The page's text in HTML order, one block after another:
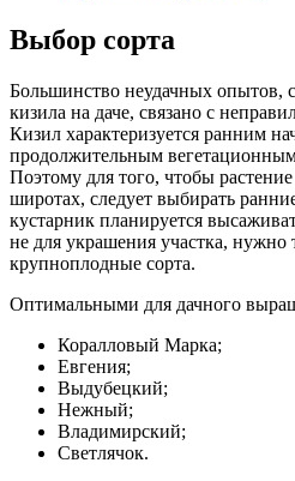
Выбор сорта
Большинство неудачных опытов,
кизила на даче, связано с
Кизил характеризуется ранним
продолжительным
Поэтому для того, чтобы
широтах, следует выбирать
кустарник планируется
не для украшения участка, нужно
крупноплодные сорта.
Оптимальными для дачного
Коралловый Марка;
Евгения;
Выдубецкий;
Нежный;
Владимирский;
Светлячок.